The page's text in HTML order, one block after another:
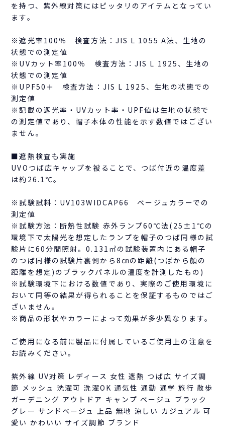
を持つ、紫外線対策にはピッタリのアイテムとなってい
ます。
※遮光率100％ 検査方法：JIS L 1055 A法、生地の
状態での測定値
※UVカット率100％ 検査方法：JIS L 1925、生地の
状態での測定値
※UPF50＋ 検査方法：JIS L 1925、生地の状態での
測定値
※記載の遮光率・UVカット率・UPF値は生地の状態で
の測定値であり、帽子本体の性能を示す数値ではござい
ません。
■遮熱検査も実施
UVOつば広キャップを被ることで、つば付近の温度差
は約26.1℃。
※試験試料：UV103WIDCAP66 ベージュカラーでの
測定値
※試験方法：断熱性試験 赤外ランプ60℃法(25±1℃の
環境下で太陽光を想定したランプを帽子のつば同様の試
験片に60分間照射。0.131㎥の試験装置内にある帽子
のつば同様の試験片裏側から8㎝の距離(つばから顔の
距離を想定)のブラックパネルの温度を計測したもの)
※試験環境下における数値であり、実際のご使用環境に
おいて同等の結果が得られることを保証するものではご
ざいません。
※商品の形状やカラーによって効果が多少異なります。
ご使用になる前に製品に付属しているご使用上の注意を
お読みください。
紫外線 UV対策 レディース 女性 遮熱 つば広 サイズ調
節 メッシュ 洗濯可 洗濯OK 通気性 通勤 通学 旅行 散歩
ガーデニング アウトドア キャンプ ベージュ ブラック
グレー サンドベージュ 上品 無地 涼しい カジュアル 可
愛い かわいい サイズ調節 ブランド